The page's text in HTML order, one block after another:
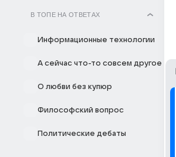
В ТОПЕ НА ОТВЕТАХ
Информационные технологии
А сейчас что-то совсем другое
О любви без купюр
Философский вопрос
Политические дебаты